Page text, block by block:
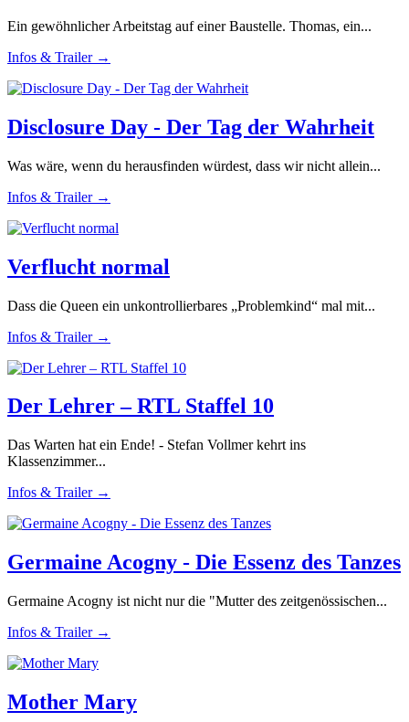
Ein gewöhnlicher Arbeitstag auf einer Baustelle. Thomas, ein...
Infos & Trailer →
Disclosure Day - Der Tag der Wahrheit
Was wäre, wenn du herausfinden würdest, dass wir nicht allein...
Infos & Trailer →
Verflucht normal
Dass die Queen ein unkontrollierbares „Problemkind“ mal mit...
Infos & Trailer →
Der Lehrer – RTL Staffel 10
Das Warten hat ein Ende! - Stefan Vollmer kehrt ins
Klassenzimmer...
Infos & Trailer →
Germaine Acogny - Die Essenz des Tanzes
Germaine Acogny ist nicht nur die "Mutter des zeitgenössischen...
Infos & Trailer →
Mother Mary